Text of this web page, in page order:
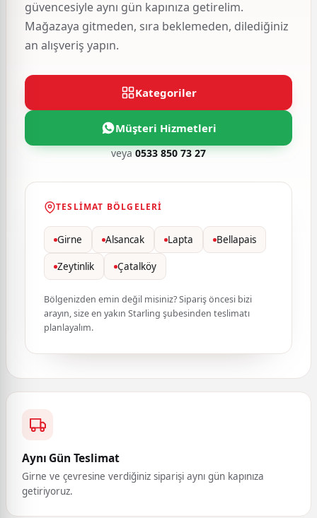
güvencesiyle aynı gün kapınıza getirelim.
Mağazaya gitmeden, sıra beklemeden, dilediğiniz
an alışveriş yapın.
Kategoriler
Müşteri Hizmetleri
veya0533 850 73 27
TESLIMAT BÖLGELERI
Girne Alsancak Lapta Bellapais
Zeytinlik Çatalköy
Bölgenizden emin değil misiniz? Sipariş öncesi bizi
arayın, size en yakın Starling şubesinden teslimatı
planlayalım.
Aynı Gün Teslimat
Girne ve çevresine verdiğiniz siparişi aynı gün kapınıza
getiriyoruz.